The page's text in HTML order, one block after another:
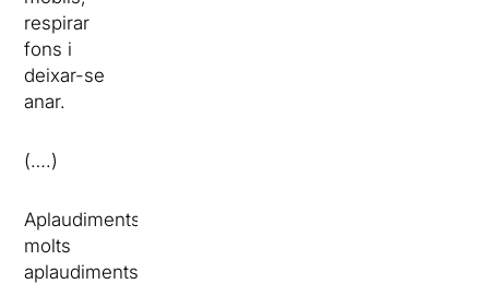
respirar
fons i
deixar-se
anar.
(….)
Aplaudiments,
molts
aplaudiments